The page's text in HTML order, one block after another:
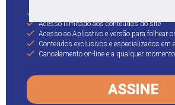
Acesso ilimitado aos conteúdos do site
Acesso ao Aplicativo e versão para folhear
Conteúdos exclusivos e especializados em
Cancelamento on-line e a qualquer momento
ASSINE